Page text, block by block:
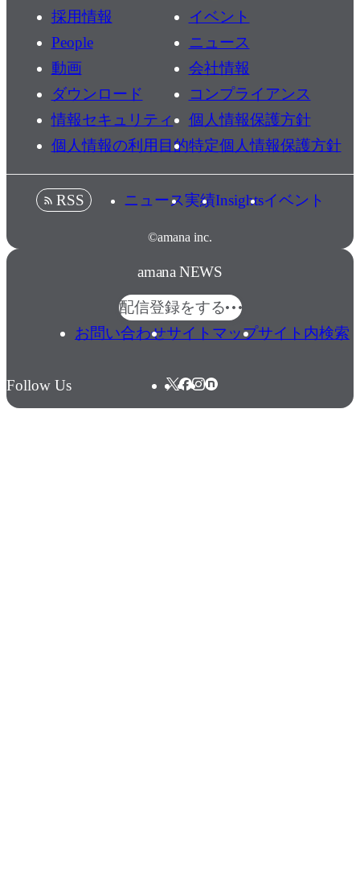
採用情報
イベント
People
ニュース
動画
会社情報
ダウンロード
コンプライアンス
情報セキュリティ
個人情報保護方針
個人情報の利用目的特定個人情報保護方針
©amana inc.
RSS ニュース実績Insightsイベント
amana NEWS
配信登録をする
お問い合わせサイトマップサイト内検索
Follow Us